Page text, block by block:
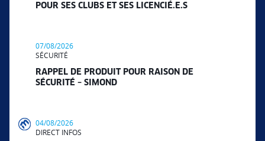
POUR SES CLUBS ET SES LICENCIÉ.E.S
07/08/2026
SÉCURITÉ
RAPPEL DE PRODUIT POUR RAISON DE
SÉCURITÉ – SIMOND
04/08/2026
DIRECT INFOS